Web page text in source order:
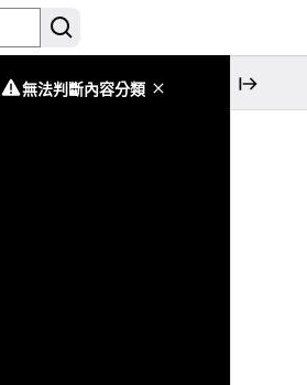
無法判斷內容分類